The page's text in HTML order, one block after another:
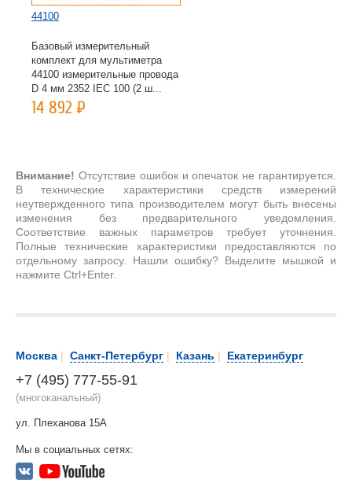
44100
Базовый измерительный
комплект для мультиметра
44100 измерительные провода
D 4 мм 2352 IEC 100 (2 ш...
14 892Р
Внимание! Отсутствие ошибок и опечаток не гарантируется.
В технические характеристики средств измерений
неутвержденного типа производителем могут быть внесены
изменения без предварительного уведомления.
Соответствие важных параметров требует уточнения.
Полные технические характеристики предоставляются по
отдельному запросу. Нашли ошибку? Выделите мышкой и
нажмите Ctrl+Enter.
Москва | Санкт-Петербург | Казань | Екатеринбург
+7 (495) 777-55-91
(многоканальный)
ул. Плеханова 15А
Мы в социальных сетях: